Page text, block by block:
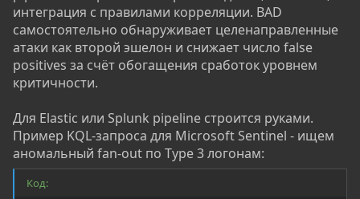
интеграция с правилами корреляции. BAD
самостоятельно обнаруживает целенаправленные
атаки как второй эшелон и снижает число false
positives за счёт обогащения сработок уровнем
критичности.
Для Elastic или Splunk pipeline строится руками.
Пример KQL-запроса для Microsoft Sentinel - ищем
аномальный fan-out по Type 3 логонам:
Код: